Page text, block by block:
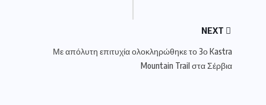
NEXT
Με απόλυτη επιτυχία ολοκληρώθηκε το 3ο Kastra
Mountain Trail στα Σέρβια